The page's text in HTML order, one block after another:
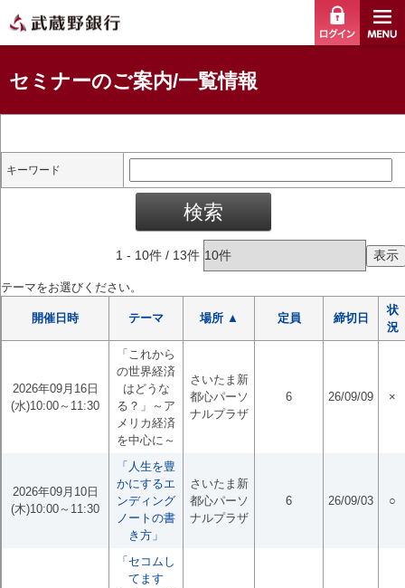
ログイ
セミナーのご案内/一覧情報
キーワード
1 - 10件 / 13件
テーマをお選びください。
開催日時 テーマ 場所 ▲ 定員 締切日
状
況
2026年09月16日
(水)10:00～11:30
「これから
の世界経済
はどうな
る？」～ア
メリカ経済
を中心に～
さいたま新
都心パーソ
ナルプラザ
6 26/09/09 ×
2026年09月10日
(木)10:00～11:30
「人生を豊
かにするエ
ンディング
ノートの書
き方」
さいたま新
都心パーソ
ナルプラザ
6 26/09/03 ○
「セコムし
てます